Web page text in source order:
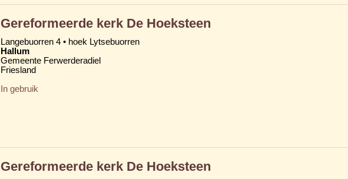
Gereformeerde kerk De Hoeksteen
Langebuorren 4 • hoek Lytsebuorren
Hallum
Gemeente Ferwerderadiel
Friesland
In gebruik
Gereformeerde kerk De Hoeksteen